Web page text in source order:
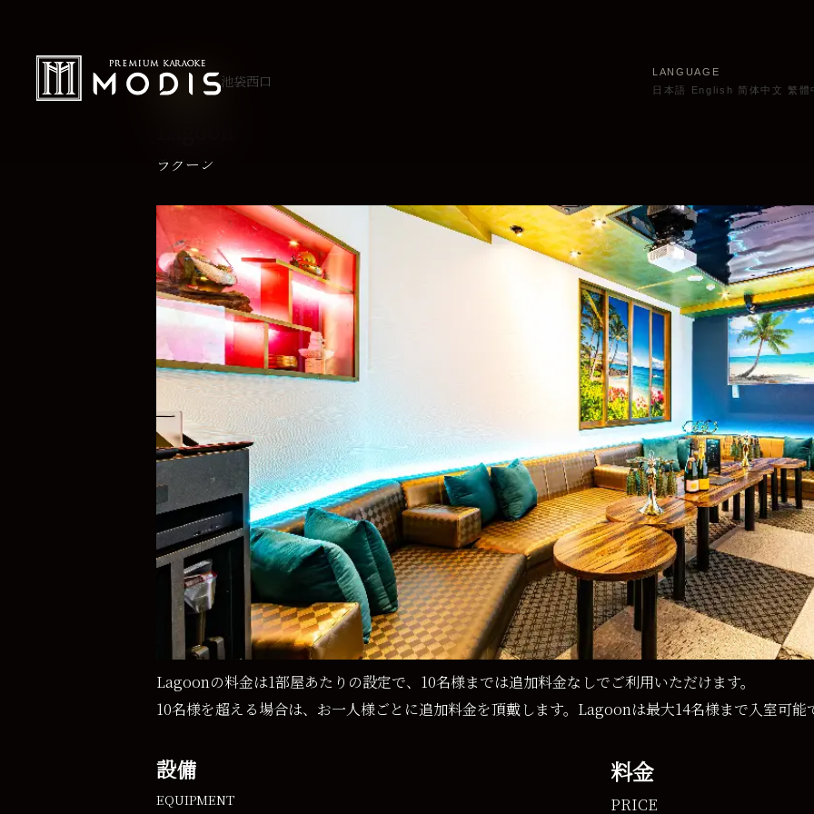
池袋西口
LANGUAGE
日本語
English 简体中文 繁體
EX TYPE
ラグーン
Lagoonの料金は1部屋あたりの設定で、10名様までは追加料金なしでご利用いただけます。
10名様を超える場合は、お一人様ごとに追加料金を頂戴します。Lagoonは最大14名様まで入室可能
設備
EQUIPMENT
料金
PRICE